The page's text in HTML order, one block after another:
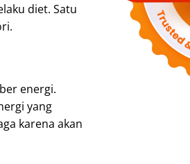
diet. Satu
energi.
yang
karena akan